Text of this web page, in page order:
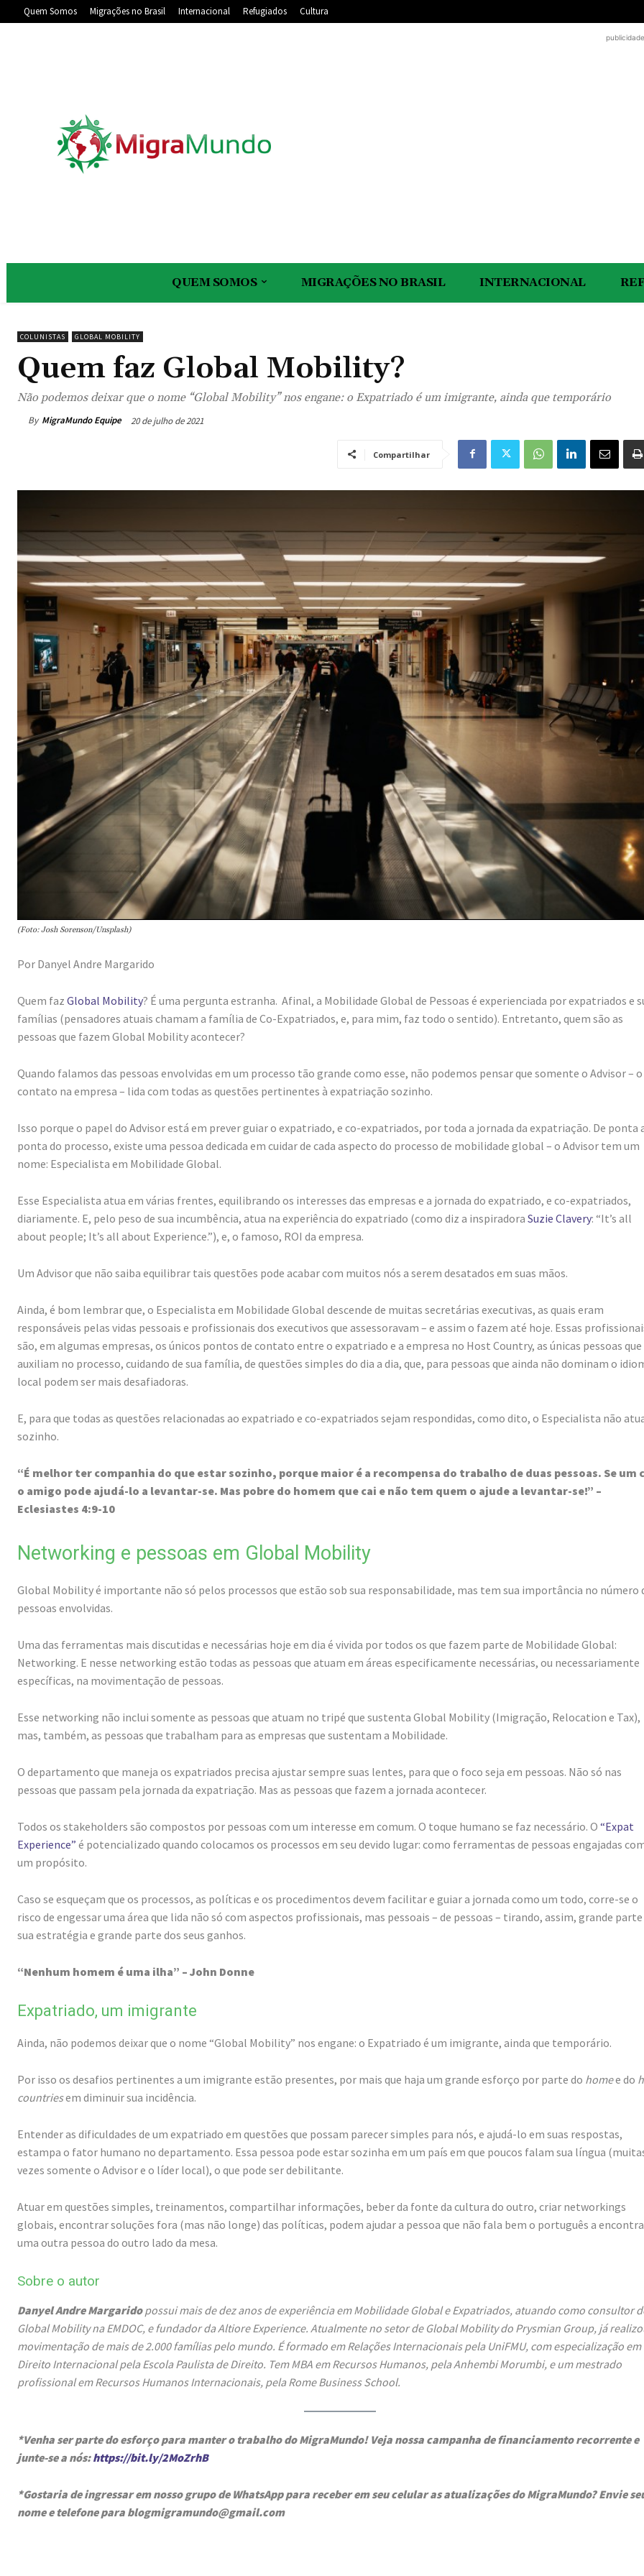
Quem Somos Migrações no Brasil Internacional Refugiados Cultura
publicidade
QUEM SOMOS MIGRAÇÕES NO BRASIL INTERNACIONAL
COLUNISTAS GLOBAL MOBILITY
Quem faz Global Mobility?
Não podemos deixar que o nome “Global Mobility” nos engane: o Expatriado é um imigrante, ainda que temporário
By MigraMundo Equipe 20 de julho de 2021
Compartilhar
(Foto: Josh Sorenson/Unsplash)
Por Danyel Andre Margarido
Quem faz Global Mobility? É uma pergunta estranha. Afinal, a Mobilidade Global de Pessoas é experienciada por expatriados e
famílias (pensadores atuais chamam a família de Co-Expatriados, e, para mim, faz todo o sentido). Entretanto, quem são as
pessoas que fazem Global Mobility acontecer?
Quando falamos das pessoas envolvidas em um processo tão grande como esse, não podemos pensar que somente o Advisor – o
contato na empresa – lida com todas as questões pertinentes à expatriação sozinho.
Isso porque o papel do Advisor está em prever guiar o expatriado, e co-expatriados, por toda a jornada da expatriação. De ponta
ponta do processo, existe uma pessoa dedicada em cuidar de cada aspecto do processo de mobilidade global – o Advisor tem um
nome: Especialista em Mobilidade Global.
Esse Especialista atua em várias frentes, equilibrando os interesses das empresas e a jornada do expatriado, e co-expatriados,
diariamente. E, pelo peso de sua incumbência, atua na experiência do expatriado (como diz a inspiradora Suzie Clavery: “It’s all
about people; It’s all about Experience.”), e, o famoso, ROI da empresa.
Um Advisor que não saiba equilibrar tais questões pode acabar com muitos nós a serem desatados em suas mãos.
Ainda, é bom lembrar que, o Especialista em Mobilidade Global descende de muitas secretárias executivas, as quais eram
responsáveis pelas vidas pessoais e profissionais dos executivos que assessoravam – e assim o fazem até hoje. Essas
são, em algumas empresas, os únicos pontos de contato entre o expatriado e a empresa no Host Country, as únicas pessoas que
auxiliam no processo, cuidando de sua família, de questões simples do dia a dia, que, para pessoas que ainda não dominam o
local podem ser mais desafiadoras.
E, para que todas as questões relacionadas ao expatriado e co-expatriados sejam respondidas, como dito, o Especialista não
sozinho.
“É melhor ter companhia do que estar sozinho, porque maior é a recompensa do trabalho de duas pessoas. Se um
o amigo pode ajudá-lo a levantar-se. Mas pobre do homem que cai e não tem quem o ajude a levantar-se!” –
Eclesiastes 4:9-10
Networking e pessoas em Global Mobility
Global Mobility é importante não só pelos processos que estão sob sua responsabilidade, mas tem sua importância no número
pessoas envolvidas.
Uma das ferramentas mais discutidas e necessárias hoje em dia é vivida por todos os que fazem parte de Mobilidade Global:
Networking. E nesse networking estão todas as pessoas que atuam em áreas especificamente necessárias, ou necessariamente
específicas, na movimentação de pessoas.
Esse networking não inclui somente as pessoas que atuam no tripé que sustenta Global Mobility (Imigração, Relocation e Tax),
mas, também, as pessoas que trabalham para as empresas que sustentam a Mobilidade.
O departamento que maneja os expatriados precisa ajustar sempre suas lentes, para que o foco seja em pessoas. Não só nas
pessoas que passam pela jornada da expatriação. Mas as pessoas que fazem a jornada acontecer.
Todos os stakeholders são compostos por pessoas com um interesse em comum. O toque humano se faz necessário. O “Expat
Experience” é potencializado quando colocamos os processos em seu devido lugar: como ferramentas de pessoas engajadas
um propósito.
Caso se esqueçam que os processos, as políticas e os procedimentos devem facilitar e guiar a jornada como um todo, corre-se o
risco de engessar uma área que lida não só com aspectos profissionais, mas pessoais – de pessoas – tirando, assim, grande parte
sua estratégia e grande parte dos seus ganhos.
“Nenhum homem é uma ilha” – John Donne
Expatriado, um imigrante
Ainda, não podemos deixar que o nome “Global Mobility” nos engane: o Expatriado é um imigrante, ainda que temporário.
Por isso os desafios pertinentes a um imigrante estão presentes, por mais que haja um grande esforço por parte do homee do
countriesem diminuir sua incidência.
Entender as dificuldades de um expatriado em questões que possam parecer simples para nós, e ajudá-lo em suas respostas,
estampa o fator humano no departamento. Essa pessoa pode estar sozinha em um país em que poucos falam sua língua
vezes somente o Advisor e o líder local), o que pode ser debilitante.
Atuar em questões simples, treinamentos, compartilhar informações, beber da fonte da cultura do outro, criar networkings
globais, encontrar soluções fora (mas não longe) das políticas, podem ajudar a pessoa que não fala bem o português a
uma outra pessoa do outro lado da mesa.
Sobre o autor
Danyel Andre Margaridopossui mais de dez anos de experiência em Mobilidade Global e Expatriados, atuando como consultor
Global Mobility na EMDOC, e fundador da Altiore Experience. Atualmente no setor de Global Mobility do Prysmian Group, já
movimentação de mais de 2.000 famílias pelo mundo. É formado em Relações Internacionais pela UniFMU, com especialização em
Direito Internacional pela Escola Paulista de Direito. Tem MBA em Recursos Humanos, pela Anhembi Morumbi, e um mestrado
profissional em Recursos Humanos Internacionais, pela Rome Business School.
*Venha ser parte do esforço para manter o trabalho do MigraMundo! Veja nossa campanha de financiamento recorrente e
junte-se a nós:https://bit.ly/2MoZrhB
*Gostaria de ingressar em nosso grupo de WhatsApp para receber em seu celular as atualizações do MigraMundo? Envie
nome e telefone para blogmigramundo@gmail.com